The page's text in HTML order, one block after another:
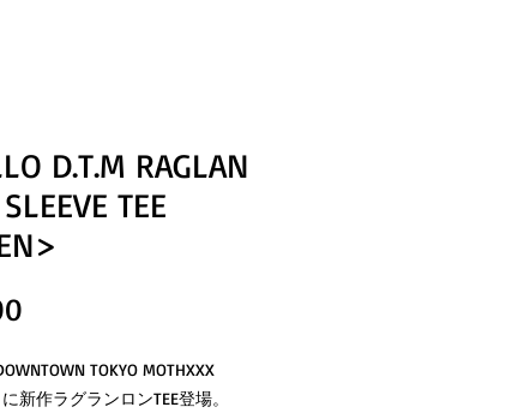
D.T.M RAGLAN
TEE
TOKYO MOTHXXX
に新作ラグランロンTEE登場。